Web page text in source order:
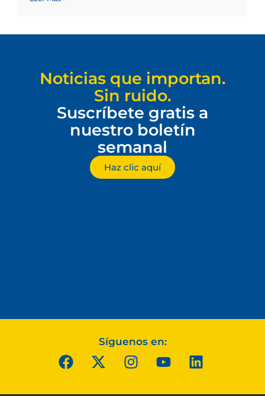
Noticias que importan.
Sin ruido.
Suscríbete gratis a
nuestro boletín
semanal
Haz clic aquí
Síguenos en: